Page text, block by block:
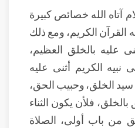
آتاه الله خصائص كبيرة
القرآن الكريم، ومع ذلك
عليه بالخلق العظيم،
نبيه الكريم أثنى عليه
الخلق، وحبيب الحق،
بالخلق، فلأن يكون الثناء
من باب أولى، الصلاة